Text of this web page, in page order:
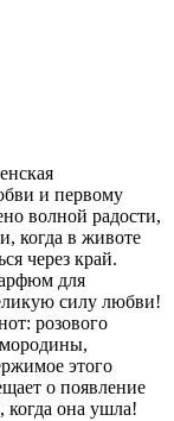
и первому
волной радости,
когда в животе
через край.
для
силу любви!
розового
этого
о появление
она ушла!